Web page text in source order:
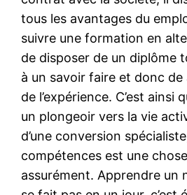
tous les avantages du
suivre une formation en
de disposer de un diplôme
à un savoir faire et donc de
de l’expérience. C’est ainsi
un plongeoir vers la vie
d’une conversion
compétences est une
assurément. Apprendre un